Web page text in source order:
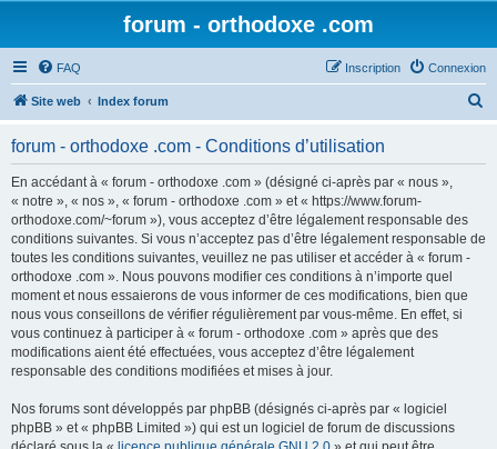
forum - orthodoxe .com
FAQ Connexion
Inscription
Site web Index forum
forum - orthodoxe .com - Conditions d’utilisation
En accédant à « forum - orthodoxe .com » (désigné ci-après par « nous »,
« notre », « nos », « forum - orthodoxe .com » et « https://www.forum-
orthodoxe.com/~forum »), vous acceptez d’être légalement responsable des
conditions suivantes. Si vous n’acceptez pas d’être légalement responsable de
toutes les conditions suivantes, veuillez ne pas utiliser et accéder à « forum -
orthodoxe .com ». Nous pouvons modifier ces conditions à n’importe quel
moment et nous essaierons de vous informer de ces modifications, bien que
nous vous conseillons de vérifier régulièrement par vous-même. En effet, si
vous continuez à participer à « forum - orthodoxe .com » après que des
modifications aient été effectuées, vous acceptez d’être légalement
responsable des conditions modifiées et mises à jour.
Nos forums sont développés par phpBB (désignés ci-après par « logiciel
phpBB » et « phpBB Limited ») qui est un logiciel de forum de discussions